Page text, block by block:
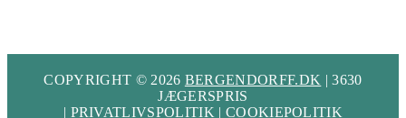
COPYRIGHT © 2026 BERGENDORFF.DK | 3630
JÆGERSPRIS
| PRIVATLIVSPOLITIK | COOKIEPOLITIK